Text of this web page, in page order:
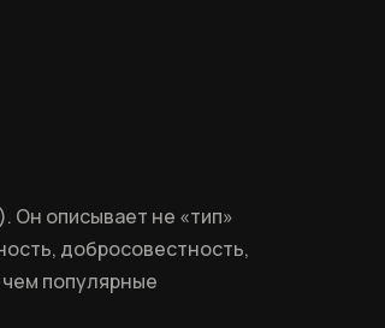
Он описывает не «тип»
добросовестность,
популярные